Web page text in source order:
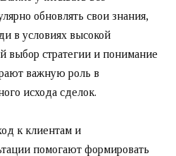
обновлять свои знания,
в условиях высокой
выбор стратегии и понимание
важную роль в
исхода сделок.
к клиентам и
помогают формировать